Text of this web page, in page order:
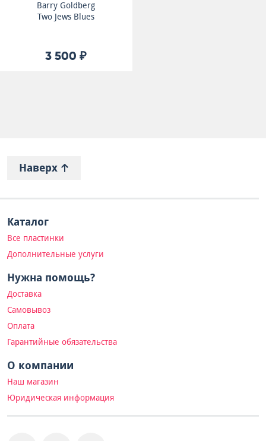
Barry Goldberg
Two Jews Blues
3 500 ₽
Наверх
Каталог
Все пластинки
Дополнительные услуги
Нужна помощь?
Доставка
Самовывоз
Оплата
Гарантийные обязательства
О компании
Наш магазин
Юридическая информация